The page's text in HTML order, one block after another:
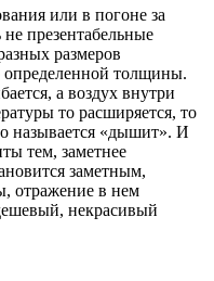
или в погоне за
презентабельные
размеров
определенной толщины.
а воздух внутри
то расширяется, то
называется «дышит». И
тем, заметнее
заметным,
отражение в нем
некрасивый